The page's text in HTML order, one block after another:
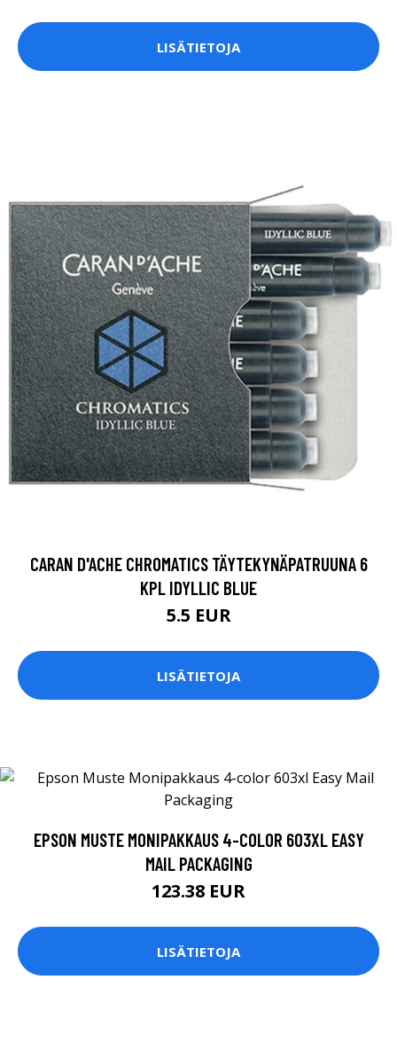
LISÄTIETOJA
CARAN D'ACHE CHROMATICS TÄYTEKYNÄPATRUUNA 6
KPL IDYLLIC BLUE
5.5 EUR
LISÄTIETOJA
EPSON MUSTE MONIPAKKAUS 4-COLOR 603XL EASY
MAIL PACKAGING
123.38 EUR
LISÄTIETOJA